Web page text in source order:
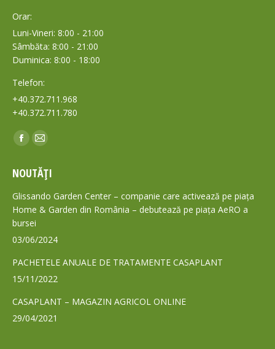
Orar:
Luni-Vineri: 8:00 - 21:00
Sâmbăta: 8:00 - 21:00
Duminica: 8:00 - 18:00
Telefon:
+40.372.711.968
+40.372.711.780
Find us on:
Facebook
opens
in
new
window
Mail
opens
in
new
NOUTĂȚI
Glissando Garden Center – companie care activează pe piața
Home & Garden din România – debutează pe piața AeRO a
bursei
03/06/2024
PACHETELE ANUALE DE TRATAMENTE CASAPLANT
15/11/2022
CASAPLANT – MAGAZIN AGRICOL ONLINE
29/04/2021